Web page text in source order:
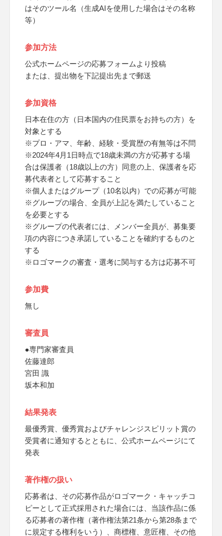
はそのツール名（生成AIを使用した場合はその名称
等）
参加方法
公式ホームページの応募フォームより投稿
または、提出物を下記提出先まで郵送
参加資格
日本在住の方（日本国内の住民票をお持ちの方）を
対象とする
※プロ・アマ、年齢、経験・受賞歴の有無等は不問
※2024年4月1日時点で18歳未満の方が応募する場
合は保護者（18歳以上の方）同意の上、保護者を応
募代表者として応募すること
※個人またはグループ（10名以内）での応募が可能
※グループの場合、全員が上記を満たしていること
を必要とする
※グループの代表者には、メンバー全員が、募集要
項の内容につき承諾していることを確約するものと
する
※ロゴマークの審査・選考に関与する方は応募不可
参加費
無し
審査員
●専門家審査員
佐藤達郎
宮田 識
坂本和加
結果発表
最優秀賞、優秀賞およびチャレンジスピリット賞の
受賞者に通知するとともに、公式ホームページにて
発表
著作権の扱い
応募者は、その応募作品がロゴマーク・キャッチコ
ピーとして正式採用された場合には、当該作品に係
る応募者の著作権（著作権法第21条から第28条まで
に規定する権利をいう）、商標権、意匠権、その他